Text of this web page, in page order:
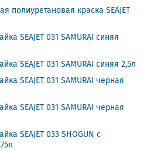
полиуретановая краска SEAJET
SEAJET 031 SAMURAI синяя
SEAJET 031 SAMURAI синяя 2,5л
SEAJET 031 SAMURAI черная
SEAJET 031 SAMURAI черная
SEAJET 033 SHOGUN с